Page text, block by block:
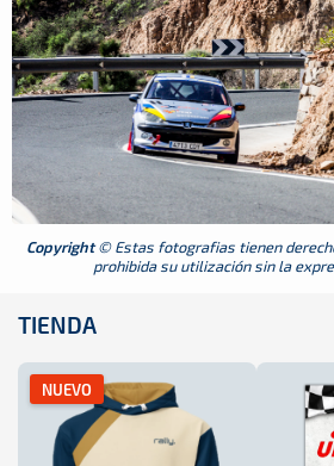
Copyright© Estas fotografias tienen
prohibida su utilización sin la
TIENDA
NUEVO